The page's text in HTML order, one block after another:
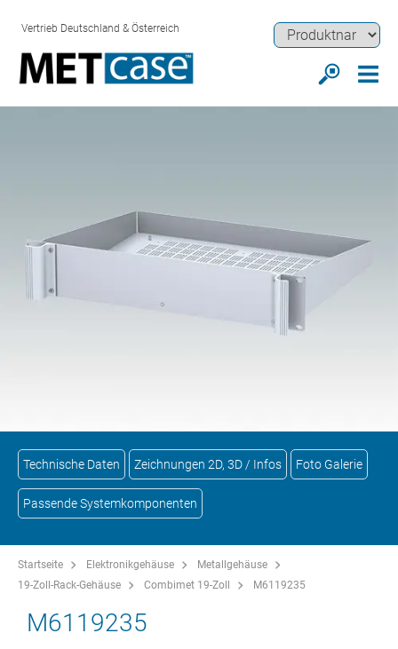
Vertrieb Deutschland & Österreich
Technische Daten Zeichnungen 2D, 3D / Infos Foto Galerie
Passende Systemkomponenten
Startseite Elektronikgehäuse
Metallgehäuse
19-Zoll-Rack-Gehäuse
Combimet 19-Zoll M6119235
M6119235